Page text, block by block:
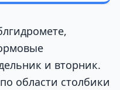
и вторник.
области столбики